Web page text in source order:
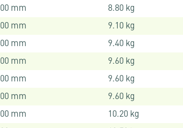
mm
8.80 kg
mm
9.10 kg
mm
9.40 kg
mm
9.60 kg
mm
9.60 kg
mm
9.60 kg
mm
10.20 kg